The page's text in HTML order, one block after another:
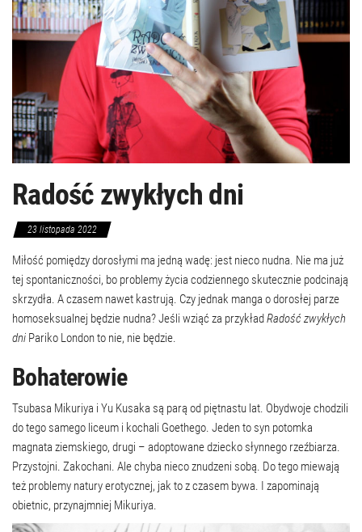
Radość zwykłych dni
23 listopada 2022
Miłość pomiędzy dorosłymi ma jedną wadę: jest nieco nudna. Nie ma już
tej spontaniczności, bo problemy życia codziennego skutecznie podcinają
skrzydła. A czasem nawet kastrują. Czy jednak manga o dorosłej parze
homoseksualnej będzie nudna? Jeśli wziąć za przykładRadość zwykłych
dni Pariko London to nie, nie będzie.
Bohaterowie
Tsubasa Mikuriya i Yu Kusaka są parą od piętnastu lat. Obydwoje chodzili
do tego samego liceum i kochali Goethego. Jeden to syn potomka
magnata ziemskiego, drugi – adoptowane dziecko słynnego rzeźbiarza.
Przystojni. Zakochani. Ale chyba nieco znudzeni sobą. Do tego miewają
też problemy natury erotycznej, jak to z czasem bywa. I zapominają
obietnic, przynajmniej Mikuriya.